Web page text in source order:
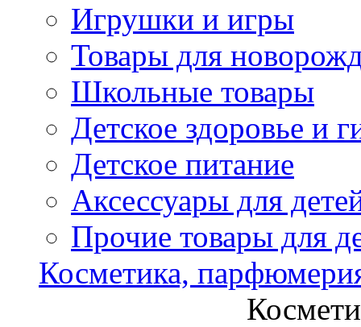
Игрушки и игры
Товары для
Школьные товары
Детское здоровье и
Детское питание
Аксессуары для
Прочие товары для
Косметика,